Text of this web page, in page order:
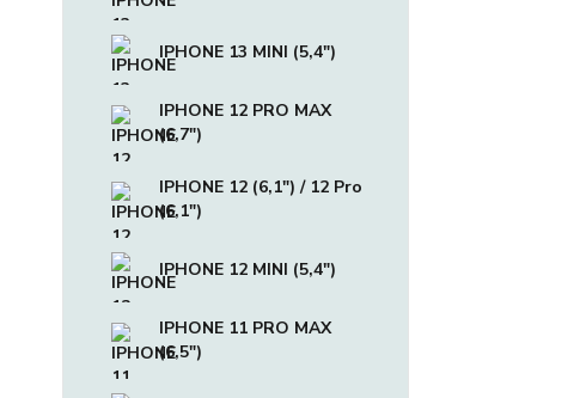
IPHONE 13 MINI (5,4")
IPHONE 12 PRO MAX
(6,7")
IPHONE 12 (6,1") / 12 Pro
(6,1")
IPHONE 12 MINI (5,4")
IPHONE 11 PRO MAX
(6,5")